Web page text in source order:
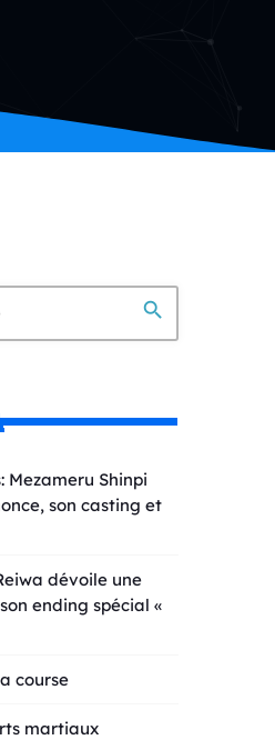
search
Mezameru Shinpi
son casting et
dévoile une
ending spécial «
course
martiaux